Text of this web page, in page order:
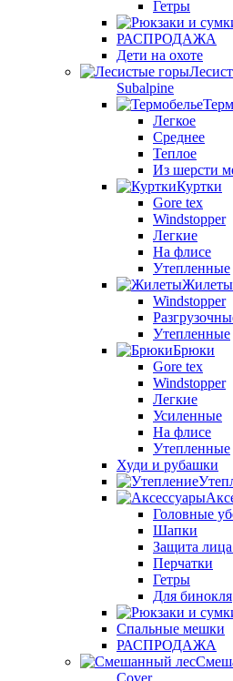
Гетры
РАСПРОДАЖА
Дети на охоте
Subalpine
Легкое
Среднее
Теплое
Из шерсти
Куртки
Gore tex
Windstopper
Легкие
На флисе
Утепленные
Жилеты
Windstopper
Утепленные
Брюки
Gore tex
Windstopper
Легкие
Усиленные
На флисе
Утепленные
Худи и рубашки
Головные
Шапки
Защита
Перчатки
Гетры
Для бинокля
Спальные мешки
РАСПРОДАЖА
Cover